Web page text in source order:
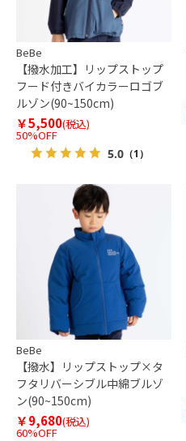
BeBe
【撥水加工】リップストップ
フード付きバイカラーロゴブ
ルゾン(90~150cm)
￥5,500(税込)
50%OFF
5.0 （1）
BeBe
【撥水】リップストップ×タ
フタリバーシブル中綿ブルゾ
ン(90~150cm)
￥9,680(税込)
60%OFF